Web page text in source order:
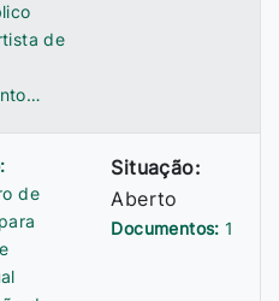
de
de
Situação:
Aberto
Documentos:1